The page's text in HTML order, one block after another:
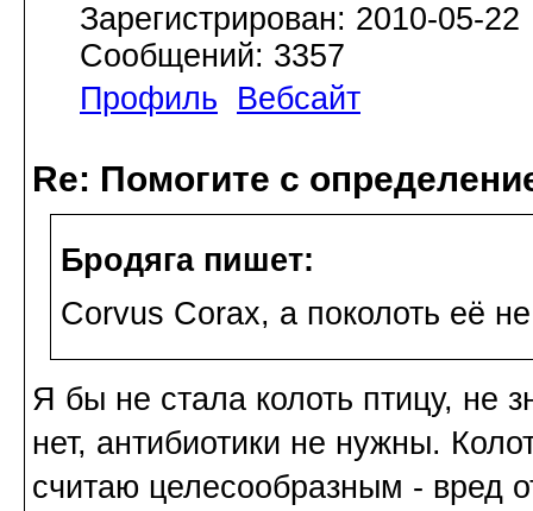
Зарегистрирован: 2010-05-22
Сообщений: 3357
Профиль
Вебсайт
Re: Помогите с
Бродяга пишет:
Corvus Corax, а поколоть её
Я бы не стала колоть птицу, не
нет, антибиотики не нужны.
считаю целесообразным - вред